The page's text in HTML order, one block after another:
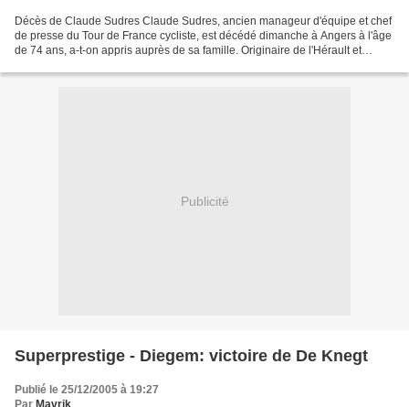
Décès de Claude Sudres Claude Sudres, ancien manageur d'équipe et chef
de presse du Tour de France cycliste, est décédé dimanche à Angers à l'âge
de 74 ans, a-t-on appris auprès de sa famille. Originaire de l'Hérault et
Publicité
Superprestige - Diegem: victoire de De Knegt
Publié le 25/12/2005 à 19:27
Par Mavrik